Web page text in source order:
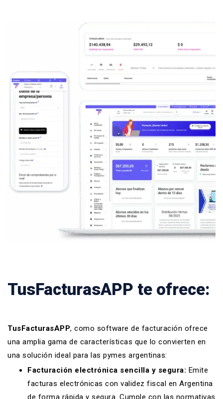
TusFacturasAPP te ofrece:
TusFacturasAPP, como software de facturación ofrece
una amplia gama de características que lo convierten en
una solución ideal para las pymes argentinas:
Facturación electrónica sencilla y segura: Emite
facturas electrónicas con validez fiscal en Argentina
de forma rápida y segura. Cumple con las normativas